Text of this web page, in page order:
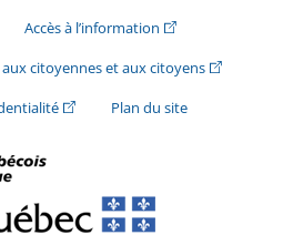
externe s'ouvrira dans une
Accès à l’information(Cet hyperlien
citoyennes et aux citoyens(Cet
(Cet hyperlien externe s'ouvrira
Plan du site